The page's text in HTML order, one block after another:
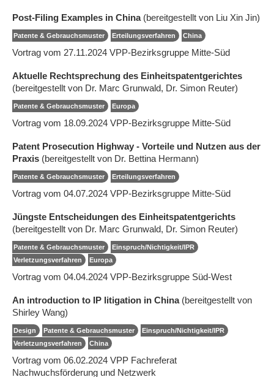
Post-Filing Examples in China(bereitgestellt von Liu Xin Jin)
Patente & Gebrauchsmuster Erteilungsverfahren China
Vortrag vom 27.11.2024 VPP-Bezirksgruppe Mitte-Süd
Aktuelle Rechtsprechung des Einheitspatentgerichtes
(bereitgestellt von Dr. Marc Grunwald, Dr. Simon Reuter)
Patente & Gebrauchsmuster Europa
Vortrag vom 18.09.2024 VPP-Bezirksgruppe Mitte-Süd
Patent Prosecution Highway - Vorteile und Nutzen aus der
Praxis (bereitgestellt von Dr. Bettina Hermann)
Patente & Gebrauchsmuster Erteilungsverfahren
Vortrag vom 04.07.2024 VPP-Bezirksgruppe Mitte-Süd
Jüngste Entscheidungen des Einheitspatentgerichts
(bereitgestellt von Dr. Marc Grunwald, Dr. Simon Reuter)
Patente & Gebrauchsmuster
Einspruch/Nichtigkeit/IPR
Verletzungsverfahren
Europa
Vortrag vom 04.04.2024 VPP-Bezirksgruppe Süd-West
An introduction to IP litigation in China(bereitgestellt von
Shirley Wang)
Design Patente & Gebrauchsmuster
Einspruch/Nichtigkeit/IPR
Verletzungsverfahren
China
Vortrag vom 06.02.2024 VPP Fachreferat
Nachwuchsförderung und Netzwerk